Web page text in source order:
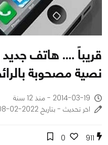
قريباً .... هاتف
نصية مصحوبة
2014-03-19 - منذ 12 سنة
اخر تحديث - بتاريخ 2022-02-08
911
0